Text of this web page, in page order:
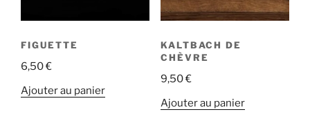
FIGUETTE
6,50€
Ajouter au panier
KALTBACH DE
CHÈVRE
9,50€
Ajouter au panier